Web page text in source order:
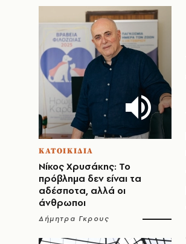
ΚΑΤΟΙΚΙΔΙΑ
Νίκος Χρυσάκης: Το
πρόβλημα δεν είναι τα
αδέσποτα, αλλά οι
άνθρωποι
Δήμητρα Γκρους